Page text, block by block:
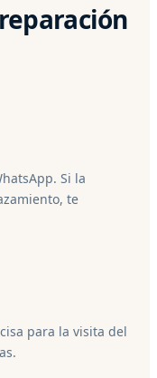
Si la
te
para la visita del